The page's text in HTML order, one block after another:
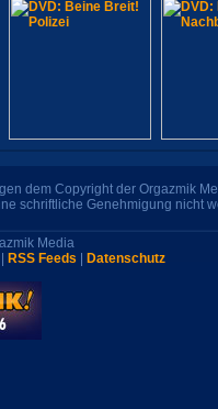
dem Copyright der Orgazmik
schriftliche Genehmigung nicht
Media
RSS Feeds Datenschutz